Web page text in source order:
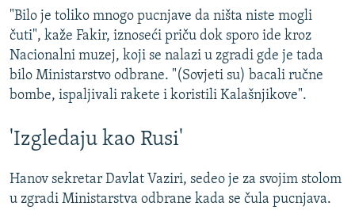
"Bilo je toliko mnogo pucnjave da ništa niste mogli
čuti", kaže Fakir, iznoseći priču dok sporo ide kroz
Nacionalni muzej, koji se nalazi u zgradi gde je tada
bilo Ministarstvo odbrane. "(Sovjeti su) bacali ručne
bombe, ispaljivali rakete i koristili Kalašnjikove".
'Izgledaju kao Rusi'
Hanov sekretar Davlat Vaziri, sedeo je za svojim stolom
u zgradi Ministarstva odbrane kada se čula pucnjava.